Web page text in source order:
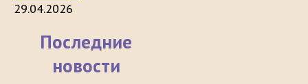
29.04.2026
Последние
новости